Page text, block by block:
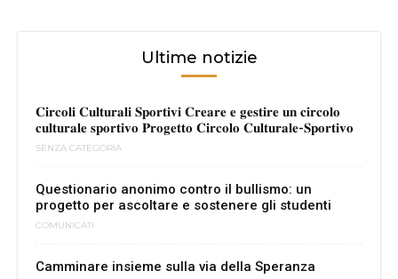
Ultime notizie
𝐂𝐢𝐫𝐜𝐨𝐥𝐢 𝐂𝐮𝐥𝐭𝐮𝐫𝐚𝐥𝐢 𝐒𝐩𝐨𝐫𝐭𝐢𝐯𝐢 𝐂𝐫𝐞𝐚𝐫𝐞 𝐞 𝐠𝐞𝐬𝐭𝐢𝐫𝐞 𝐮𝐧 𝐜𝐢𝐫𝐜𝐨𝐥𝐨
𝐜𝐮𝐥𝐭𝐮𝐫𝐚𝐥𝐞 𝐬𝐩𝐨𝐫𝐭𝐢𝐯𝐨 𝐏𝐫𝐨𝐠𝐞𝐭𝐭𝐨 𝐂𝐢𝐫𝐜𝐨𝐥𝐨 𝐂𝐮𝐥𝐭𝐮𝐫𝐚𝐥𝐞-𝐒𝐩𝐨𝐫𝐭𝐢𝐯𝐨
SENZA CATEGORIA
Questionario anonimo contro il bullismo: un
progetto per ascoltare e sostenere gli studenti
COMUNICATI
Camminare insieme sulla via della Speranza